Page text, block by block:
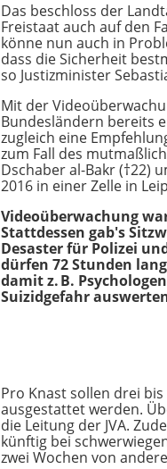
Das beschloss der
Freistaat auch auf den
könne nun auch in
dass die Sicherheit
so Justizminister
Mit der
Bundesländern bereits
zugleich eine
zum Fall des
Dschaber al-Bakr (†22)
2016 in einer Zelle in
Videoüberwachung
Stattdessen gab's
Desaster für Polizei
dürfen 72 Stunden
damit z. B.
Suizidgefahr
Pro Knast sollen drei
ausgestattet werden.
die Leitung der JVA.
künftig bei
zwei Wochen von